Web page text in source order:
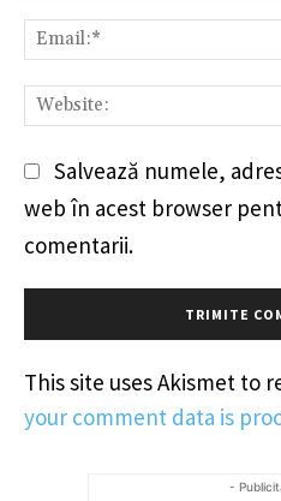
Salvează numele,
web în acest browser
comentarii.
This site uses Akismet to
your comment data is
-